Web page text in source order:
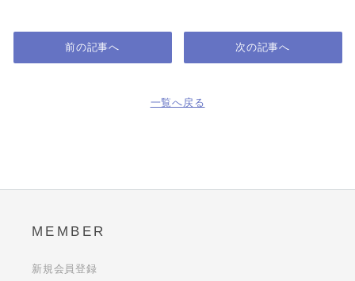
前の記事へ
一覧へ戻る
次の記事へ
MEMBER
新規会員登録